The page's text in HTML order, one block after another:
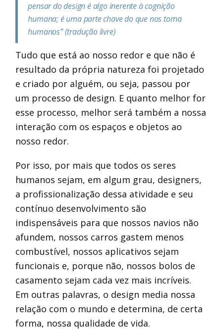
pensar do design é algo inerente à cognição
humana; é uma parte chave do que nos torna
humanos” (tradução livre)
Tudo que está ao nosso redor e que não é
resultado da própria natureza foi projetado
e criado por alguém, ou seja, passou por
um processo de design. E quanto melhor for
esse processo, melhor será também a nossa
interação com os espaços e objetos ao
nosso redor.
Por isso, por mais que todos os seres
humanos sejam, em algum grau, designers,
a profissionalização dessa atividade e seu
contínuo desenvolvimento são
indispensáveis para que nossos navios não
afundem, nossos carros gastem menos
combustível, nossos aplicativos sejam
funcionais e, porque não, nossos bolos de
casamento sejam cada vez mais incríveis.
Em outras palavras, o design media nossa
relação com o mundo e determina, de certa
forma, nossa qualidade de vida.